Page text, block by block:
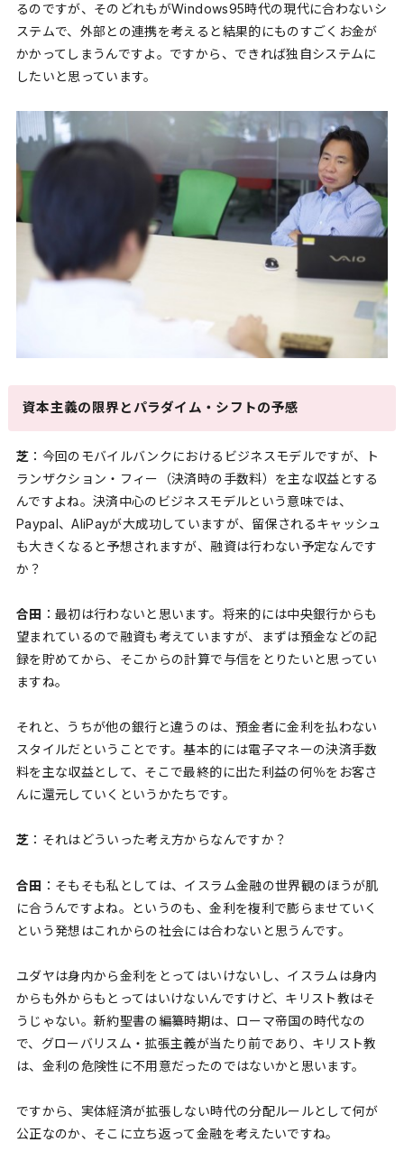
るのですが、そのどれもがWindows95時代の現代に合わないシ
ステムで、外部との連携を考えると結果的にものすごくお金が
かかってしまうんですよ。ですから、できれば独自システムに
したいと思っています。
資本主義の限界とパラダイム・シフトの予感
芝 ：今回のモバイルバンクにおけるビジネスモデルですが、ト
ランザクション・フィー（決済時の手数料）を主な収益とする
んですよね。決済中心のビジネスモデルという意味では、
Paypal、AliPayが大成功していますが、留保されるキャッシュ
も大きくなると予想されますが、融資は行わない予定なんです
か？
合田 ：最初は行わないと思います。将来的には中央銀行からも
望まれているので融資も考えていますが、まずは預金などの記
録を貯めてから、そこからの計算で与信をとりたいと思ってい
ますね。
それと、うちが他の銀行と違うのは、預金者に金利を払わない
スタイルだということです。基本的には電子マネーの決済手数
料を主な収益として、そこで最終的に出た利益の何％をお客さ
んに還元していくというかたちです。
芝 ：それはどういった考え方からなんですか？
合田 ：そもそも私としては、イスラム金融の世界観のほうが肌
に合うんですよね。というのも、金利を複利で膨らませていく
という発想はこれからの社会には合わないと思うんです。
ユダヤは身内から金利をとってはいけないし、イスラムは身内
からも外からもとってはいけないんですけど、キリスト教はそ
うじゃない。新約聖書の編纂時期は、ローマ帝国の時代なの
で、グローバリスム・拡張主義が当たり前であり、キリスト教
は、金利の危険性に不用意だったのではないかと思います。
ですから、実体経済が拡張しない時代の分配ルールとして何が
公正なのか、そこに立ち返って金融を考えたいですね。